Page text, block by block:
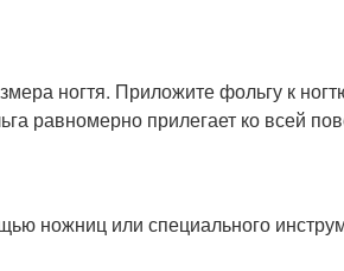
ногтя. Приложите фольгу к
равномерно прилегает ко всей
ножниц или специального